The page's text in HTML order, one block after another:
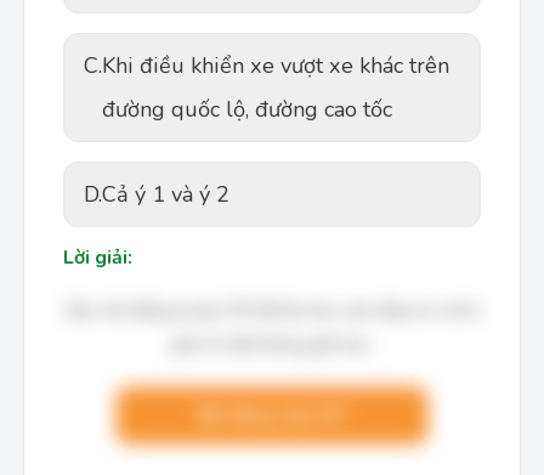
C.Khi điều khiển xe vượt xe khác trên
đường quốc lộ, đường cao tốc
D.Cả ý 1 và ý 2
Lời giải: